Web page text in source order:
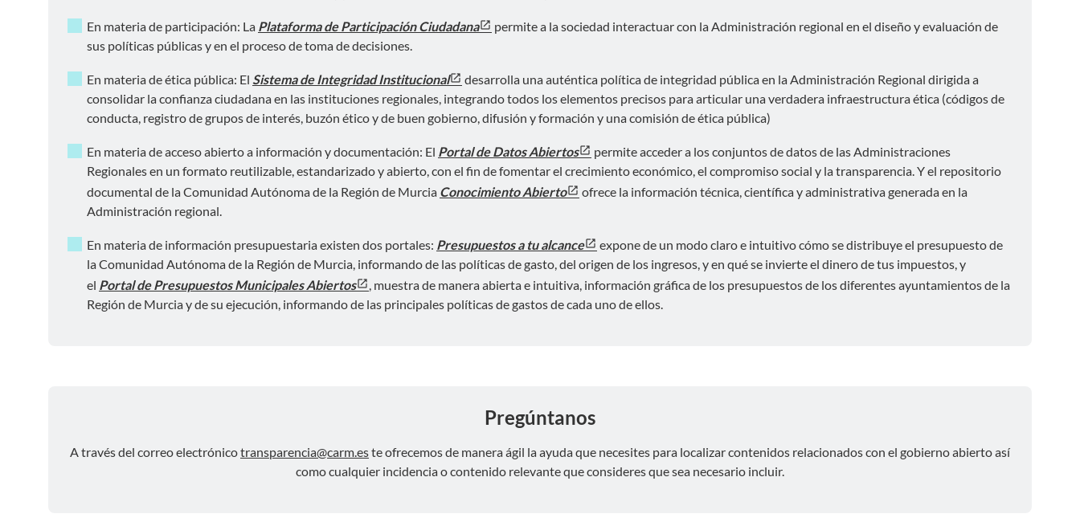
En materia de participación: La Plataforma de Participación Ciudadana
permite a la sociedad interactuar con la Administración regional en el diseño y evaluación de
sus políticas públicas y en el proceso de toma de decisiones.
En materia de ética pública: El Sistema de Integridad Institucional
desarrolla una auténtica política de integridad pública en la Administración Regional dirigida a
consolidar la confianza ciudadana en las instituciones regionales, integrando todos los elementos precisos para articular una verdadera infraestructura ética (códigos de
conducta, registro de grupos de interés, buzón ético y de buen gobierno, difusión y formación y una comisión de ética pública)
En materia de acceso abierto a información y documentación: El Portal de Datos Abiertos
permite acceder a los conjuntos de datos de las Administraciones
Regionales en un formato reutilizable, estandarizado y abierto, con el fin de fomentar el crecimiento económico, el compromiso social y la transparencia. Y el repositorio
documental de la Comunidad Autónoma de la Región de Murcia Conocimiento Abierto
ofrece la información técnica, científica y administrativa generada en la
Administración regional.
En materia de información presupuestaria existen dos portales: Presupuestos a tu alcance
expone de un modo claro e intuitivo cómo se distribuye el presupuesto de
la Comunidad Autónoma de la Región de Murcia, informando de las políticas de gasto, del origen de los ingresos, y en qué se invierte el dinero de tus impuestos, y
el Portal de Presupuestos Municipales Abiertos
, muestra de manera abierta e intuitiva, información gráfica de los presupuestos de los diferentes ayuntamientos de la
Región de Murcia y de su ejecución, informando de las principales políticas de gastos de cada uno de ellos.
Pregúntanos
A través del correo electrónicotransparencia@carm.este ofrecemos de manera ágil la ayuda que necesites para localizar contenidos relacionados con el gobierno abierto así
como cualquier incidencia o contenido relevante que consideres que sea necesario incluir.